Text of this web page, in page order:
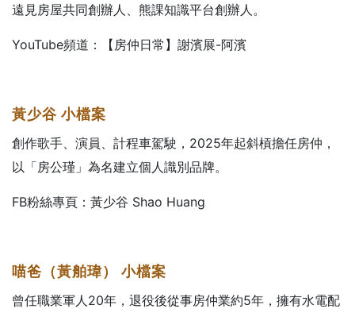
遠見房屋共同創辦人、熊課知識平台創辦人。
YouTube頻道：【房仲日常】謝濱展-阿濱
黃少谷 小檔案
創作歌手、演員、計程車駕駛，2025年起斜槓擔任房仲，
以「房公瑾」為名建立個人識別品牌。
FB粉絲專頁：黃少谷 Shao Huang
喵爸（黃舶瑋） 小檔案
曾任職業軍人20年，退役後從事房仲業約5年，擁有水電配